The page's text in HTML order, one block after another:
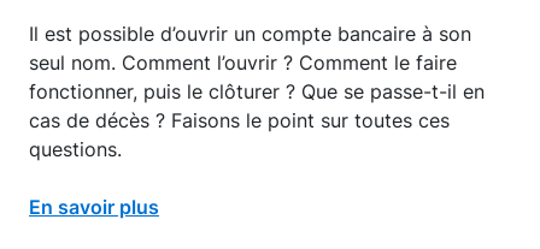
Il est possible d’ouvrir un compte bancaire à son
seul nom. Comment l’ouvrir ? Comment le faire
fonctionner, puis le clôturer ? Que se passe-t-il en
cas de décès ? Faisons le point sur toutes ces
questions.
En savoir plus